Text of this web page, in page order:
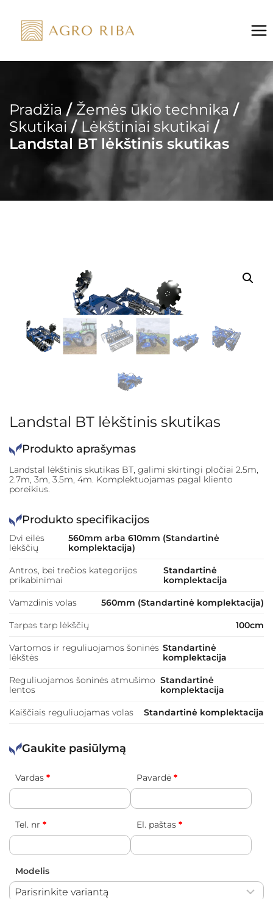
content
Pradžia/Žemės ūkio technika /
Skutikai/ Lėkštiniai skutikai /
Landstal BT lėkštinis skutikas
Landstal BT lėkštinis skutikas
Produkto aprašymas
Landstal lėkštinis skutikas BT, galimi skirtingi pločiai 2.5m,
2.7m, 3m, 3.5m, 4m. Komplektuojamas pagal kliento
poreikius.
Produkto specifikacijos
Dvi eilės
lėkščių
560mm arba 610mm (Standartinė
komplektacija)
Antros, bei trečios kategorijos
prikabinimai
Standartinė
komplektacija
Vamzdinis volas 560mm (Standartinė komplektacija)
Tarpas tarp lėkščių 100cm
Vartomos ir reguliuojamos šoninės
lėkštės
Standartinė
komplektacija
Reguliuojamos šoninės atmušimo
lentos
Standartinė
komplektacija
Kaiščiais reguliuojamas volas Standartinė komplektacija
Gaukite pasiūlymą
Vardas * Pavardė *
Tel. nr * El. paštas *
Modelis